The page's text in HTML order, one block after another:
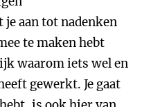
aan tot nadenken
te maken hebt
waarom iets wel en
gewerkt. Je gaat